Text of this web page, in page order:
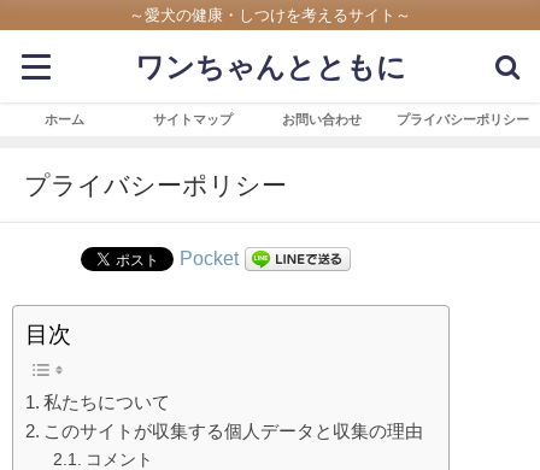
～愛犬の健康・しつけを考えるサイト～
ワンちゃんとともに
ホーム サイトマップ お問い合わせ プライバシーポリシー
プライバシーポリシー
Pocket
目次
私たちについて
このサイトが収集する個人データと収集の理由
コメント